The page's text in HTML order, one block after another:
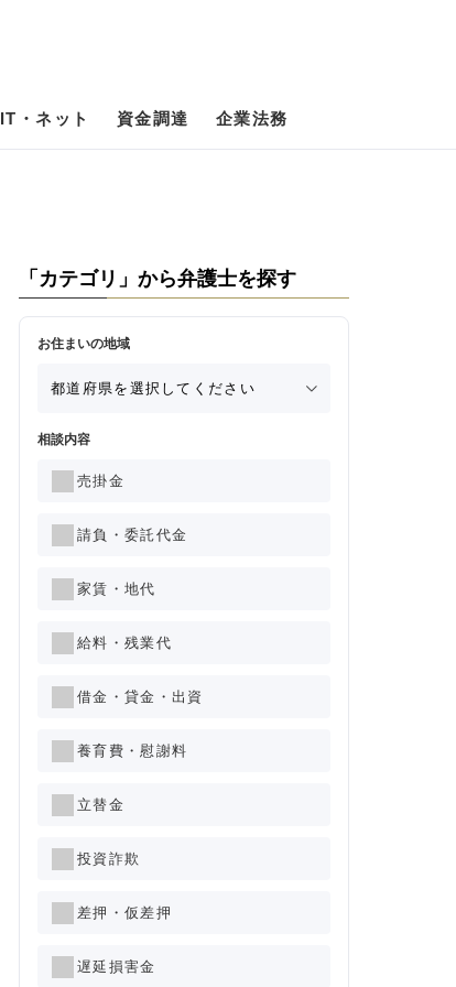
IT・ネット 資金調達 企業法務
「カテゴリ」から弁護士を探す
お住まいの地域
相談内容
売掛金
請負・委託代金
家賃・地代
給料・残業代
借金・貸金・出資
養育費・慰謝料
立替金
投資詐欺
差押・仮差押
遅延損害金